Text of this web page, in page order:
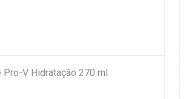
V Hidratação 270 ml